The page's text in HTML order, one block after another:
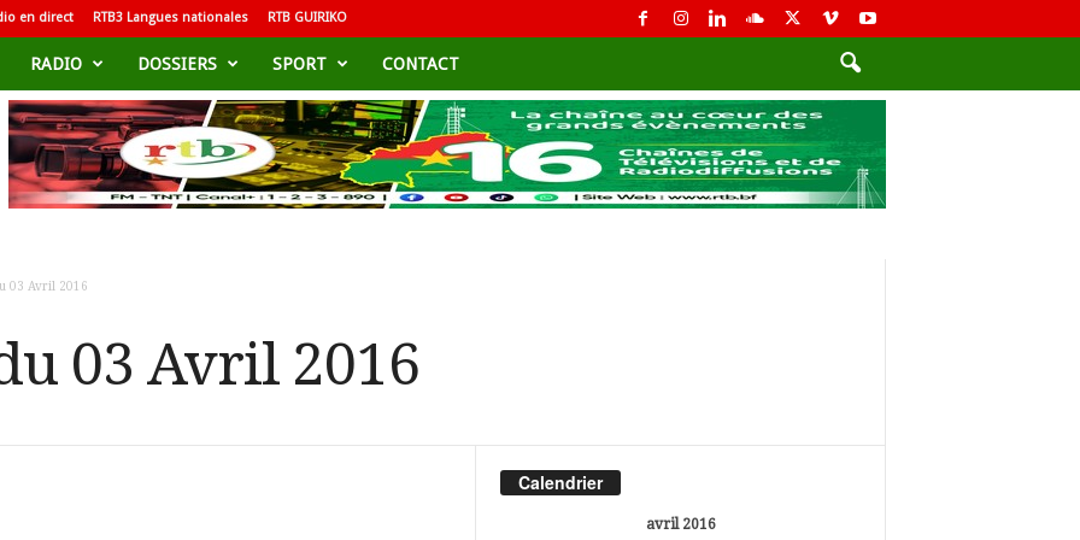
en direct RTB3 Langues nationales RTB GUIRIKO
RADIO DOSSIERS SPORT CONTACT
03 Avril 2016
03 Avril 2016
Calendrier
avril 2016